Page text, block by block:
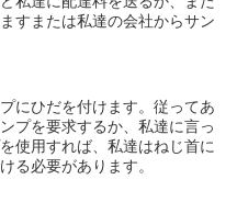
すまたは私達の会社からサン
にひだを付けます。従ってあ
プを要求するか、私達に言っ
使用すれば、私達はねじ首に
る必要があります。